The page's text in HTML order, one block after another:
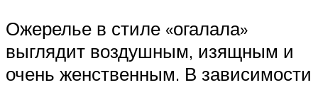
Ожерелье в стиле «огалала»
выглядит воздушным, изящным и
очень женственным. В зависимости